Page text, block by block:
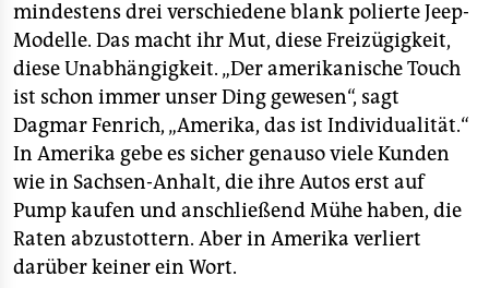
mindestens drei verschiedene blank polierte Jeep-
Modelle. Das macht ihr Mut, diese Freizügigkeit,
diese Unabhängigkeit. „Der amerikanische Touch
ist schon immer unser Ding gewesen“, sagt
Dagmar Fenrich, „Amerika, das ist Individualität.“
In Amerika gebe es sicher genauso viele Kunden
wie in Sachsen-Anhalt, die ihre Autos erst auf
Pump kaufen und anschließend Mühe haben, die
Raten abzustottern. Aber in Amerika verliert
darüber keiner ein Wort.